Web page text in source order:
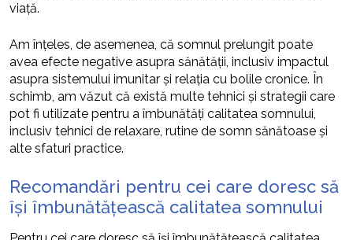
viață.
Am înțeles, de asemenea, că somnul prelungit poate
avea efecte negative asupra sănătății, inclusiv impactul
asupra sistemului imunitar și relația cu bolile cronice. În
schimb, am văzut că există multe tehnici și strategii care
pot fi utilizate pentru a îmbunătăți calitatea somnului,
inclusiv tehnici de relaxare, rutine de somn sănătoase și
alte sfaturi practice.
Recomandări pentru cei care doresc să
își îmbunătățească calitatea somnului